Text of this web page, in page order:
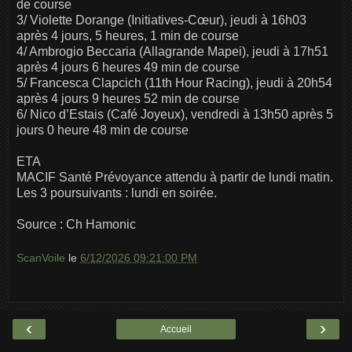
de course
3/ Violette Dorange (Initiatives-Cœur), jeudi à 16h03
après 4 jours, 5 heures, 1 min de course
4/ Ambrogio Beccaria (Allagrande Mapei), jeudi à 17h51
après 4 jours 6 heures 49 min de course
5/ Francesca Clapcich (11th Hour Racing), jeudi à 20h54
après 4 jours 9 heures 52 min de course
6/ Nico d’Estais (Café Joyeux), vendredi à 13h50 après 5
jours 0 heure 48 min de course
ETA
MACIF Santé Prévoyance attendu à partir de lundi matin.
Les 3 poursuivants : lundi en soirée.
Source : Ch Hamonic
ScanVoile le 6/12/2026 09:21:00 PM
‹ ›
Accueil